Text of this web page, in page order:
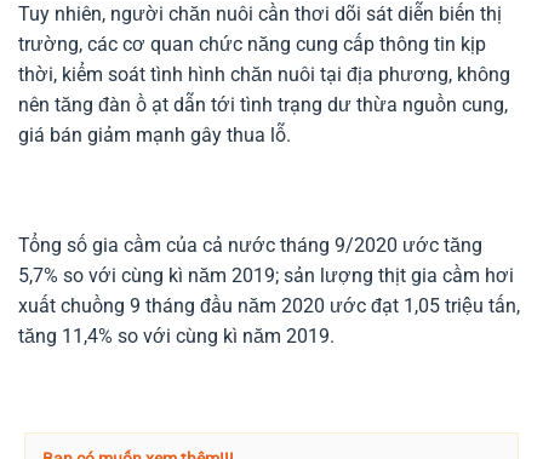
Tuy nhiên, người chăn nuôi cần thơi dõi sát diễn biến thị
trường, các cơ quan chức năng cung cấp thông tin kịp
thời, kiểm soát tình hình chăn nuôi tại địa phương, không
nên tăng đàn ồ ạt dẫn tới tình trạng dư thừa nguồn cung,
giá bán giảm mạnh gây thua lỗ.
Tổng số gia cầm của cả nước tháng 9/2020 ước tăng
5,7% so với cùng kì năm 2019; sản lượng thịt gia cầm hơi
xuất chuồng 9 tháng đầu năm 2020 ước đạt 1,05 triệu tấn,
tăng 11,4% so với cùng kì năm 2019.